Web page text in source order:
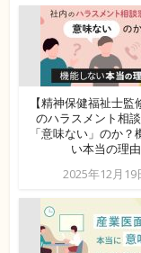
【精神保健福祉士監
のハラスメント相
「意味ない」のか？
い本当の理由
2025年12月19